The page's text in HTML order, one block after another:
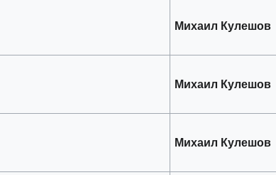
Михаил Кулешов
Михаил Кулешов
Михаил Кулешов